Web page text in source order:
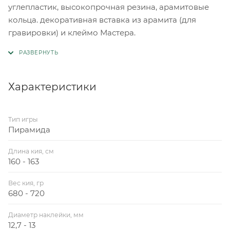
углепластик, высокопрочная резина, арамитовые
кольца. декоративная вставка из арамита (для
гравировки) и клеймо Мастера.
Характеристики
Тип игры
Пирамида
Длина кия, см
160 - 163
Вес кия, гр
680 - 720
Диаметр наклейки, мм
12,7 - 13